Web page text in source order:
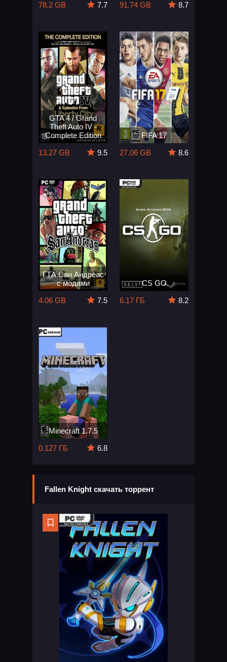
78.2 GB
7.7
91.74 GB
8.7
GTA 4 / Grand
Theft Auto IV -
Complete Edition
13.27 GB
9.5
FIFA 17
27.06 GB
8.6
ГТА Сан Андреас
с модами
4.06 GB
7.5
CS GO
6.17 ГБ
8.2
Minecraft 1.7.5
0.127 ГБ
6.8
Fallen Knight скачать торрент